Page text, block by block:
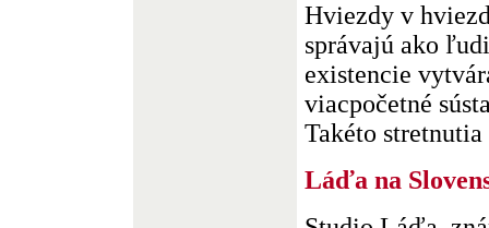
Hviezdy v
správajú ako
existencie
viacpočetné
Takéto stretnutia
Láďa na